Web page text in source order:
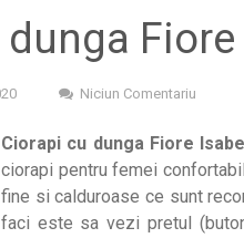
Niciun Comentariu
Ciorapi cu dunga Fiore
ciorapi pentru femei
fine si calduroase ce sunt
faci este sa vezi pretul